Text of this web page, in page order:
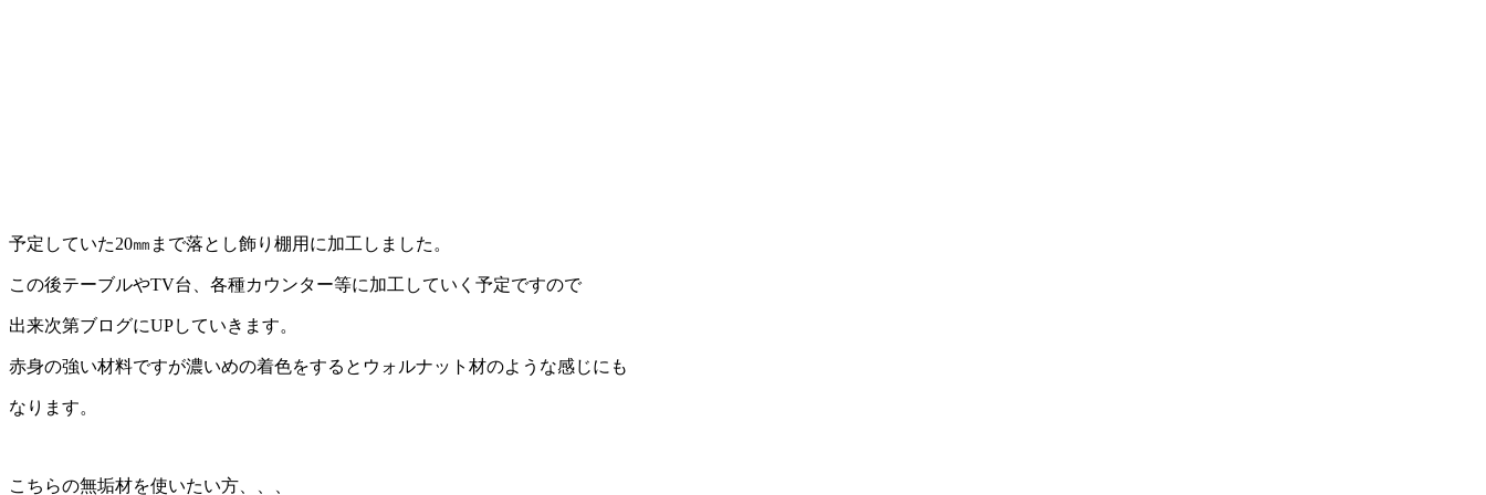
予定していた20㎜まで落とし飾り棚用に加工しました。
この後テーブルやTV台、各種カウンター等に加工していく予定ですので
出来次第ブログにUPしていきます。
赤身の強い材料ですが濃いめの着色をするとウォルナット材のような感じにも
なります。
こちらの無垢材を使いたい方、、、